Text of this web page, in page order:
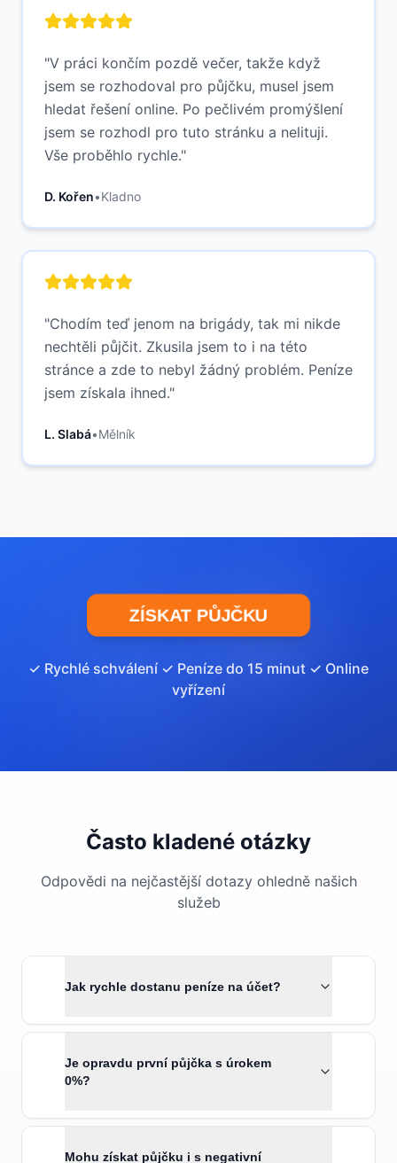
"V práci končím pozdě večer, takže když
jsem se rozhodoval pro půjčku, musel jsem
hledat řešení online. Po pečlivém promýšlení
jsem se rozhodl pro tuto stránku a nelituji.
Vše proběhlo rychle."
D. Kořen•Kladno
"Chodím teď jenom na brigády, tak mi nikde
nechtěli půjčit. Zkusila jsem to i na této
stránce a zde to nebyl žádný problém. Peníze
jsem získala ihned."
L. Slabá•Mělník
ZÍSKAT PŮJČKU
✓ Rychlé schválení ✓ Peníze do 15 minut ✓ Online
vyřízení
Často kladené otázky
Odpovědi na nejčastější dotazy ohledně našich
služeb
Jak rychle dostanu peníze na účet?
Je opravdu první půjčka s úrokem
0%?
Mohu získat půjčku i s negativní